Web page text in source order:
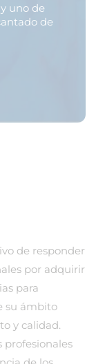
uno de
de
de responder
por adquirir
para
su ámbito
y calidad.
profesionales